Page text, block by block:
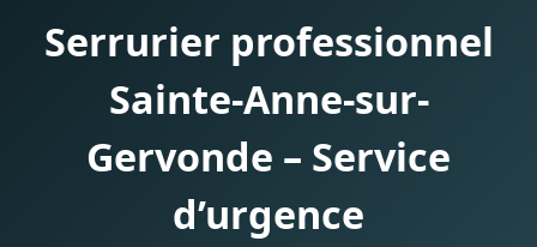
Serrurier professionnel
Sainte-Anne-sur-
Gervonde – Service
d’urgence